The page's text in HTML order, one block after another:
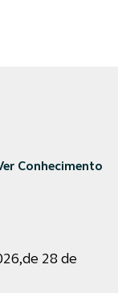
Conhecimento
28 de